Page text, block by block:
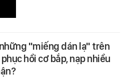
"miếng dán lạ" trên
hồi cơ bắp, nạp nhiều